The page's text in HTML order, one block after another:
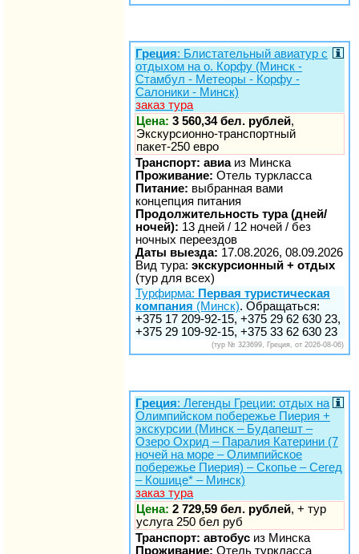
Греция: Блистательный авиатур с
отдыхом на о. Корфу (Минск -
Стамбул - Метеоры - Корфу -
Салоники - Минск)
заказ тура
Цена: 3 560,34 бел. рублей,
Экскурсионно-транспортный
пакет-250 евро
Транспорт: авиаиз Минска
Проживание: Отель туркласса
Питание: выбранная вами
концепция питания
Продолжительность тура (дней/
ночей): 13 дней / 12 ночей / без
ночных переездов
Даты выезда: 17.08.2026, 08.09.2026
Вид тура: экскурсионный + отдых
(тур для всех)
Турфирма: Первая туристическая
компания (Минск). Обращаться:
+375 17 209-92-15, +375 29 62 630 23,
+375 29 109-92-15, +375 33 62 630 23
(тур № 323699, Греция, от 2026-08-06)
Греция: Легенды Греции: отдых на
Олимпийском побережье Пиерия +
экскурсии (Минск – Будапешт –
Озеро Охрид – Паралия Катерини (7
ночей на море – Олимпийское
побережье Пиерия) – Скопье – Сегед
– Кошице* – Минск)
заказ тура
Цена: 2 729,59 бел. рублей, + тур
услуга 250 бел руб
Транспорт: автобус из Минска
Проживание: Отель туркласса